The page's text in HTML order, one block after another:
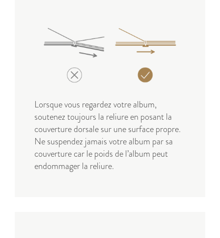
Lorsque vous regardez votre album,
soutenez toujours la reliure en posant la
couverture dorsale sur une surface propre.
Ne suspendez jamais votre album par sa
couverture car le poids de l’album peut
endommager la reliure.